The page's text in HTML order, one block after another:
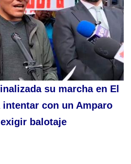
su marcha en El
con un Amparo
balotaje